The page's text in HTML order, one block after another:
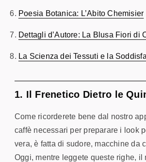
Poesia Botanica: L’Abito Chemisier
Dettagli d’Autore: La Blusa Fiori di
La Scienza dei Tessuti e la
1. Il Frenetico Dietro le
Come ricorderete bene dal nostro
caffè necessari per preparare i look
vera, è fatta di sudore, macchine da
Oggi, mentre leggete queste righe,